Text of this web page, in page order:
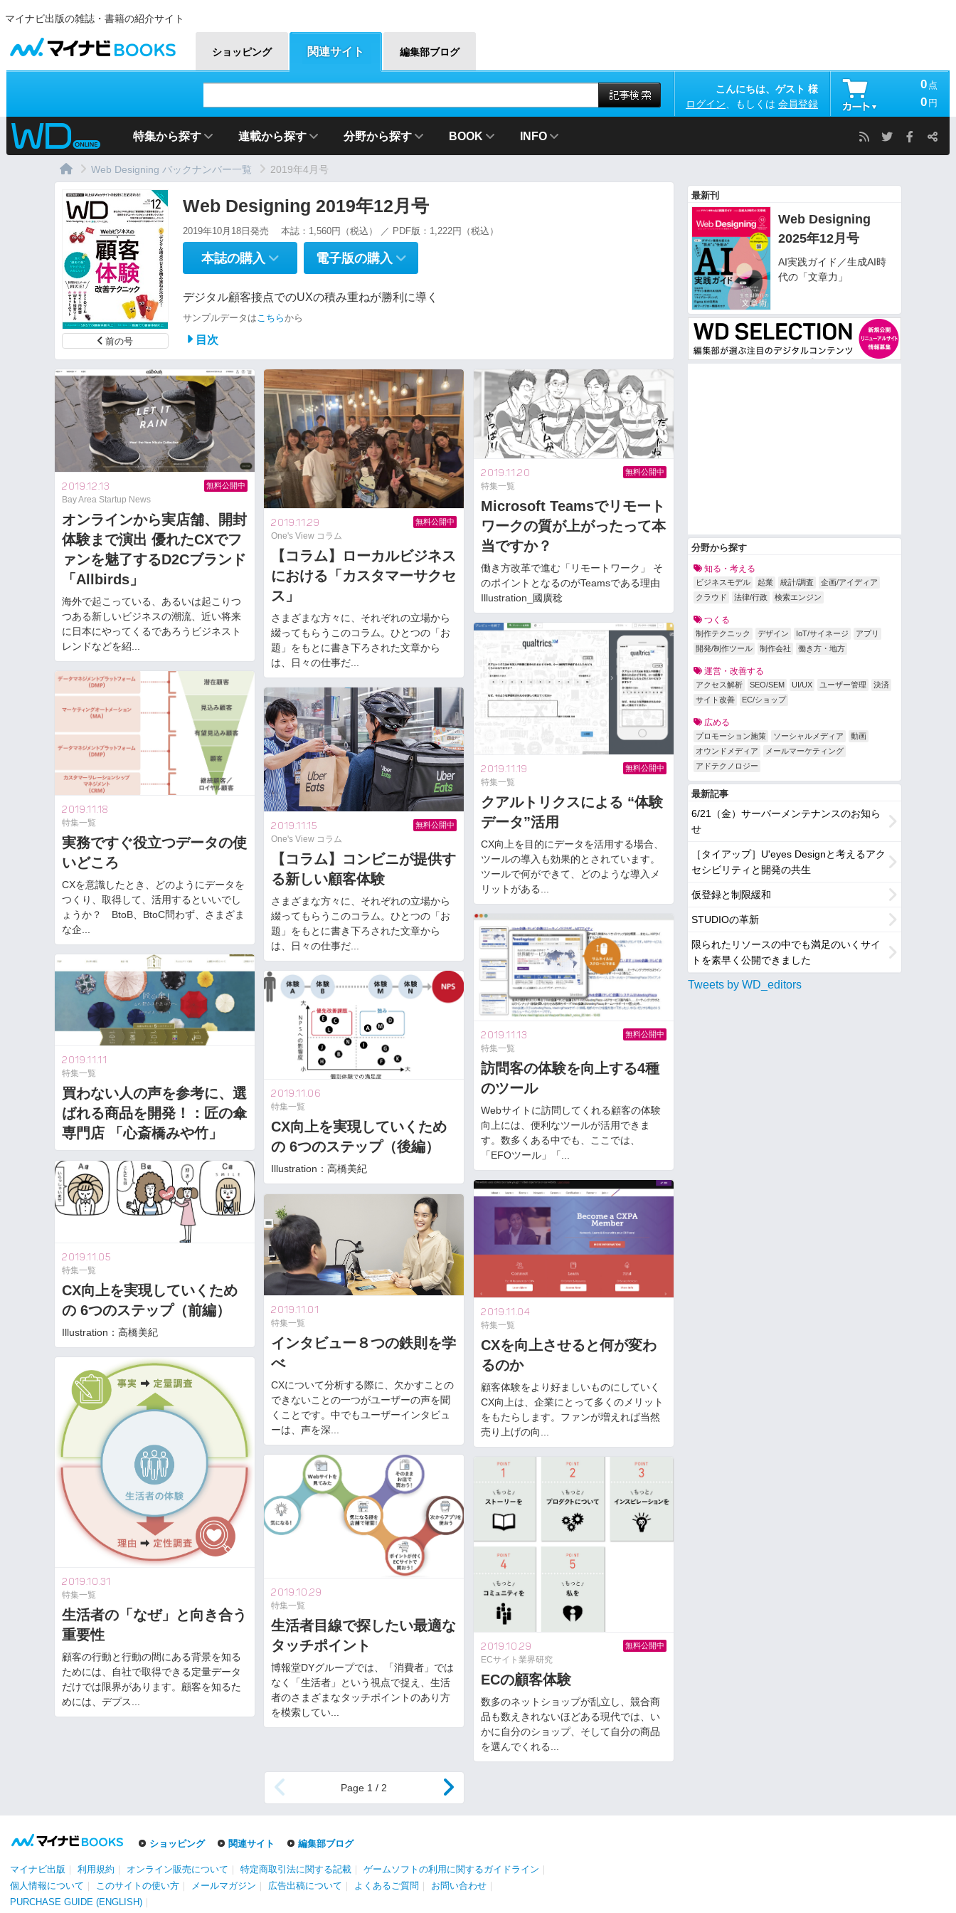
マイナビ出版の雑誌・書籍の紹介サイト
マイナビBOOKS
ショッピング 関連サイト 編集部ブログ
こんにちは、ゲスト 様
ログイン 、もしくは 会員登録
0 点
0 円
特集から探す 連載から探す 分野から探す BOOK INFO
Web Designing バックナンバー一覧 2019年4月号
前の号
Web Designing 2019年12月号
2019年10月18日発売 本誌：1,560円（税込） ／ PDF版：1,222円（税込）
本誌の購入 電子版の購入
デジタル顧客接点でのUXの積み重ねが勝利に導く
サンプルデータは こちらから
目次
2019.12.13
Bay Area Startup News
オンラインから実店舗、開封
体験まで演出 優れたCXでフ
ァンを魅了するD2Cブランド
「Allbirds」
海外で起こっている、あるいは起こりつ
つある新しいビジネスの潮流、近い将来
に日本にやってくるであろうビジネスト
レンドなどを紹...
無料公開中
2019.11.29
One's View コラム
【コラム】ローカルビジネス
における「カスタマーサクセ
ス」
さまざまな方々に、それぞれの立場から
綴ってもらうこのコラム。ひとつの「お
題」をもとに書き下ろされた文章から
は、日々の仕事だ...
無料公開中
2019.11.20
特集一覧
Microsoft Teamsでリモート
ワークの質が上がったって本
当ですか？
働き方改革で進む「リモートワーク」 そ
のポイントとなるのがTeamsである理由
Illustration_國廣稔
無料公開中
2019.11.19
特集一覧
クアルトリクスによる “体験
データ”活用
CX向上を目的にデータを活用する場合、
ツールの導入も効果的とされています。
ツールで何ができて、どのような導入メ
リットがある...
無料公開中
2019.11.18
特集一覧
実務ですぐ役立つデータの使
いどころ
CXを意識したとき、どのようにデータを
つくり、取得して、活用するといいでし
ょうか？ BtoB、BtoC問わず、さまざま
な企...
2019.11.15
One's View コラム
【コラム】コンビニが提供す
る新しい顧客体験
さまざまな方々に、それぞれの立場から
綴ってもらうこのコラム。ひとつの「お
題」をもとに書き下ろされた文章から
は、日々の仕事だ...
無料公開中
2019.11.13
特集一覧
訪問客の体験を向上する4種
のツール
Webサイトに訪問してくれる顧客の体験
向上には、便利なツールが活用できま
す。数多くある中でも、ここでは、
「EFOツール」「...
無料公開中
2019.11.11
特集一覧
買わない人の声を参考に、選
ばれる商品を開発！：匠の傘
専門店 「心斎橋みや竹」
2019.11.06
特集一覧
CX向上を実現していくため
の 6つのステップ（後編）
Illustration：高橋美紀
2019.11.05
特集一覧
CX向上を実現していくため
の 6つのステップ（前編）
Illustration：高橋美紀
2019.11.04
特集一覧
CXを向上させると何が変わ
るのか
顧客体験をより好ましいものにしていく
CX向上は、企業にとって多くのメリット
をもたらします。ファンが増えれば当然
売り上げの向...
2019.11.01
特集一覧
インタビュー８つの鉄則を学
べ
CXについて分析する際に、欠かすことの
できないことの一つがユーザーの声を聞
くことです。中でもユーザーインタビュ
ーは、声を深...
2019.10.31
特集一覧
生活者の「なぜ」と向き合う
重要性
顧客の行動と行動の間にある背景を知る
ためには、自社で取得できる定量データ
だけでは限界があります。顧客を知るた
めには、デプス...
2019.10.29
特集一覧
生活者目線で探したい最適な
タッチポイント
博報堂DYグループでは、「消費者」では
なく「生活者」という視点で捉え、生活
者のさまざまなタッチポイントのあり方
を模索してい...
2019.10.29
ECサイト業界研究
ECの顧客体験
数多のネットショップが乱立し、競合商
品も数えきれないほどある現代では、い
かに自分のショップ、そして自分の商品
を選んでくれる...
無料公開中
1 / 2
最新刊
Web Designing
2025年12月号
AI実践ガイド／生成AI時
代の「文章力」
分野から探す
知る・考える
ビジネスモデル 起業 統計/調査
企画/アイディア
クラウド
法律/行政 検索エンジン
つくる
制作テクニック デザイン IoT/サイネージ
アプリ
開発/制作ツール
制作会社 働き方・地方
運営・改善する
アクセス解析 SEO/SEM UI/UX ユーザー管理
決済
サイト改善
EC/ショップ
広める
プロモーション施策 ソーシャルメディア
動画
オウンドメディア
メールマーケティング
アドテクノロジー
最新記事
6/21（金）サーバーメンテナンスのお知ら
せ
［タイアップ］U'eyes Designと考えるアク
セシビリティと開発の共生
仮登録と制限緩和
STUDIOの革新
限られたリソースの中でも満足のいくサイ
トを素早く公開できました
Tweets by WD_editors
ショッピング 関連サイト 編集部ブログ
マイナビ出版 利用規約 オンライン販売について 特定商取引法に関する記載 ゲームソフトの利用に関するガイドライン
個人情報について
このサイトの使い方 メールマガジン 広告出稿について よくあるご質問 お問い合わせ
PURCHASE GUIDE (ENGLISH)